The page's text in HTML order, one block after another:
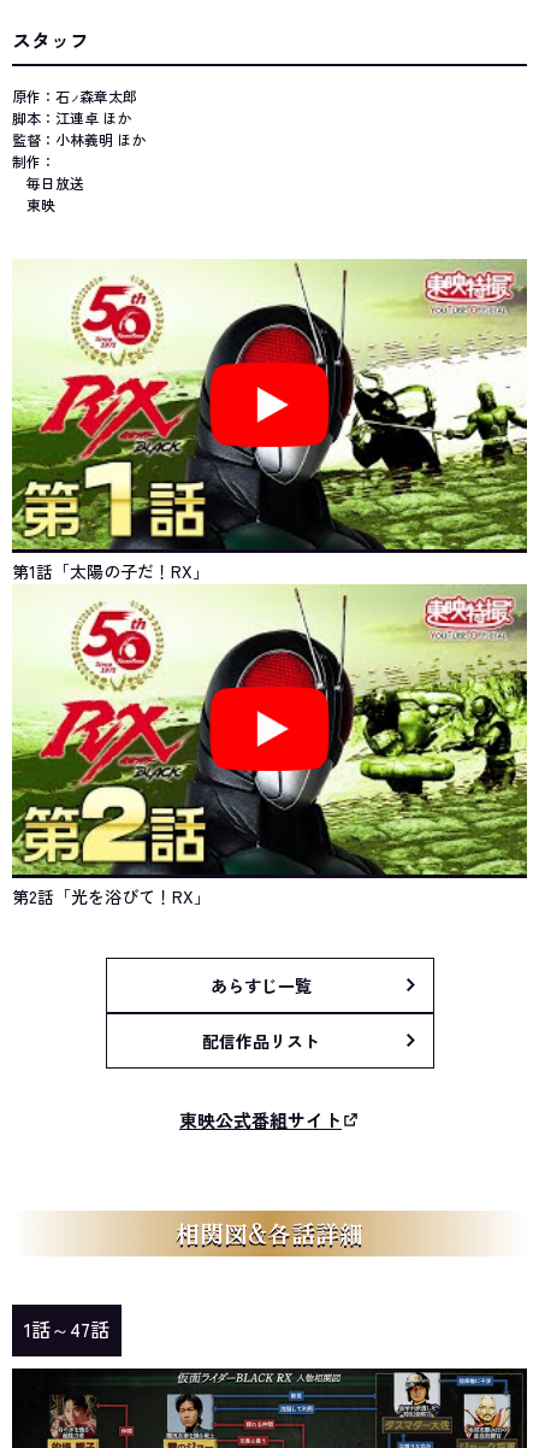
スタッフ
原作：石ノ森章太郎
脚本：江連卓 ほか
監督：小林義明 ほか
制作：
毎日放送
東映
第1話「太陽の子だ！RX」
第2話「光を浴びて！RX」
あらすじ一覧
配信作品リスト
東映公式番組サイト
相関図&各話詳細
1話～47話